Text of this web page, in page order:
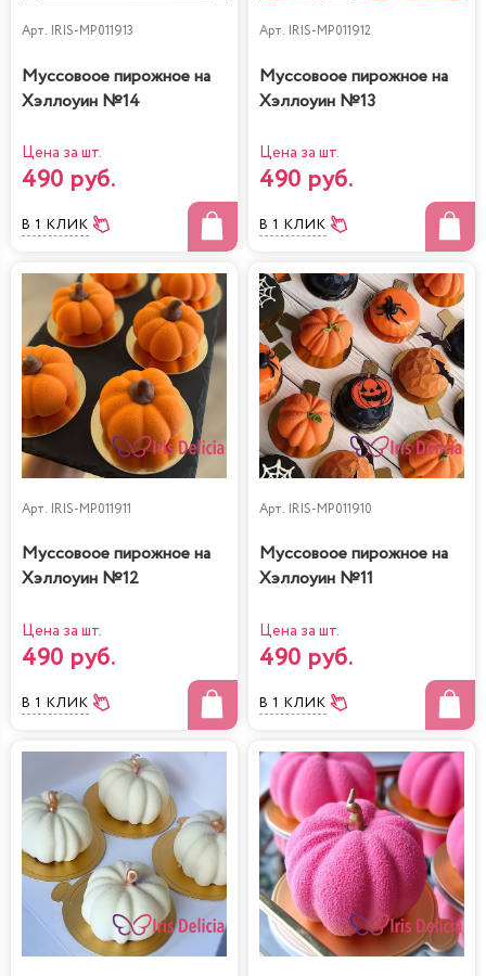
Арт. IRIS-MP011913
Муссовоое пирожное на
Хэллоуин №14
Цена за шт.
490 руб.
В 1 КЛИК
Арт. IRIS-MP011912
Муссовоое пирожное на
Хэллоуин №13
Цена за шт.
490 руб.
В 1 КЛИК
Арт. IRIS-MP011911
Муссовоое пирожное на
Хэллоуин №12
Цена за шт.
490 руб.
В 1 КЛИК
Арт. IRIS-MP011910
Муссовоое пирожное на
Хэллоуин №11
Цена за шт.
490 руб.
В 1 КЛИК